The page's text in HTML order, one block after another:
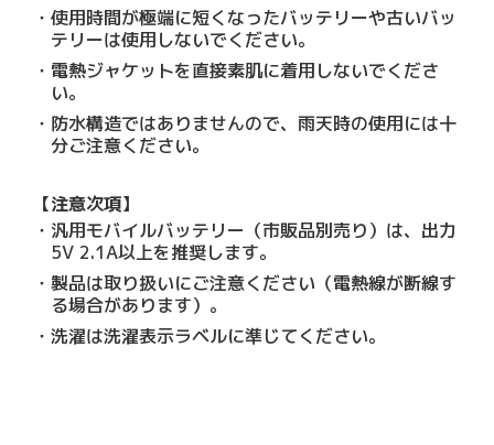
使用時間が極端に短くなったバッテリーや古いバッ
テリーは使用しないでください。
電熱ジャケットを直接素肌に着用しないでくださ
い。
防水構造ではありませんので、雨天時の使用には十
分ご注意ください。
【注意次項】
汎用モバイルバッテリー（市販品別売り）は、出力
5V 2.1A以上を推奨します。
製品は取り扱いにご注意ください（電熱線が断線す
る場合があります）。
洗濯は洗濯表示ラベルに準じてください。